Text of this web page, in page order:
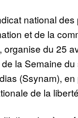
national
et de la
organise du 25
la Semaine
(Ssynam),
de la